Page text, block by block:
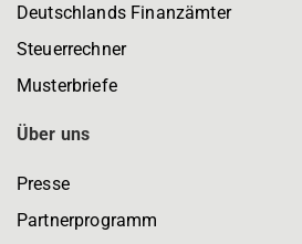
Deutschlands Finanzämter
Steuerrechner
Musterbriefe
Über uns
Presse
Partnerprogramm